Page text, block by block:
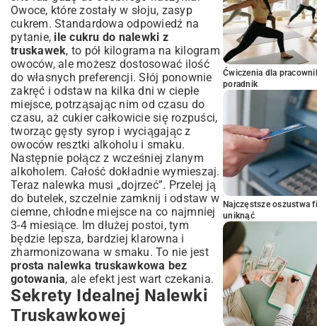
Owoce, które zostały w słoju, zasyp
cukrem. Standardowa odpowiedź na
pytanie, ile cukru do nalewki z
truskawek, to pół kilograma na kilogram
owoców, ale możesz dostosować ilość
do własnych preferencji. Słój ponownie
zakręć i odstaw na kilka dni w ciepłe
miejsce, potrząsając nim od czasu do
czasu, aż cukier całkowicie się rozpuści,
tworząc gęsty syrop i wyciągając z
owoców resztki alkoholu i smaku.
Następnie połącz z wcześniej zlanym
alkoholem. Całość dokładnie wymieszaj.
Teraz nalewka musi „dojrzeć”. Przelej ją
do butelek, szczelnie zamknij i odstaw w
ciemne, chłodne miejsce na co najmniej
3-4 miesiące. Im dłużej postoi, tym
będzie lepsza, bardziej klarowna i
zharmonizowana w smaku. To nie jest
prosta nalewka truskawkowa bez
gotowania, ale efekt jest wart czekania.
Sekrety Idealnej Nalewki
Truskawkowej
Ćwiczenia dla
poradnik
Najczęstsze oszustwa
uniknąć